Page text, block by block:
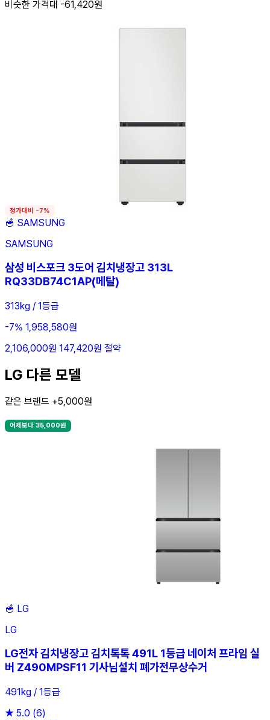
비슷한 가격대 -61,420원
정가대비 -7%
🥣 SAMSUNG
SAMSUNG
삼성 비스포크 3도어 김치냉장고 313L
RQ33DB74C1AP(메탈)
313kg / 1등급
-7% 1,958,580원
2,106,000원 147,420원 절약
LG 다른 모델
같은 브랜드 +5,000원
어제보다 35,000원
🥣 LG
LG
LG전자 김치냉장고 김치톡톡 491L 1등급 네이처 프라임 실
버 Z490MPSF11 기사님설치 폐가전무상수거
491kg / 1등급
★ 5.0 (6)